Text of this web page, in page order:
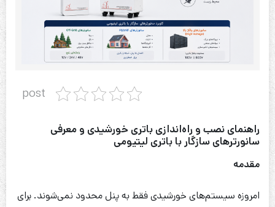
post
راهنمای نصب و راه‌اندازی باتری خورشیدی و معرفی
سانورترهای سازگار با باتری لیتیومی
مقدمه
امروزه سیستم‌های خورشیدی فقط به پنل محدود نمی‌شوند. برای